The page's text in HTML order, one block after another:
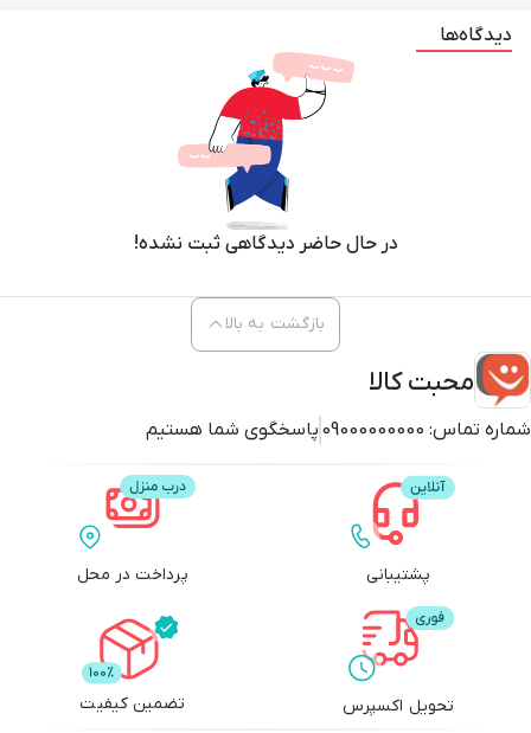
دیدگاه‌ها
در حال حاضر دیدگاهی ثبت نشده!
محبت کالا
شماره تماس: 09000000000 پاسخگوی شما هستیم
بازگشت به بالا
پشتیبانی پرداخت در محل
تحویل اکسپرس تضمین کیفیت